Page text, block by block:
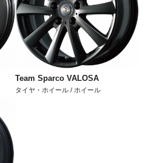
Team Sparco VALOSA
タイヤ・ホイール / ホイール